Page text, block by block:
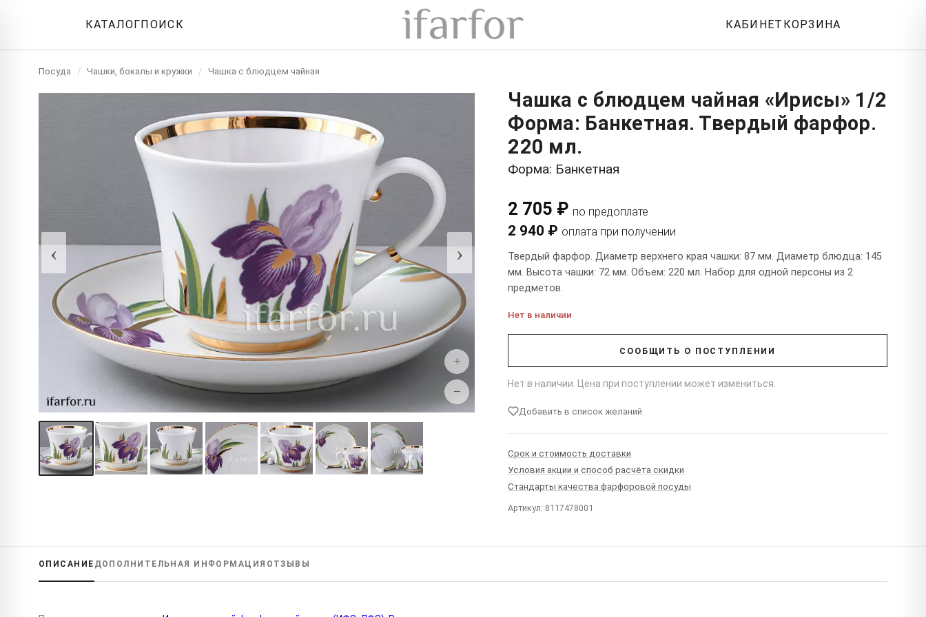
КАТАЛОГПОИСК КАБИНЕТ КОРЗИНА
Посуда / Чашки, бокалы и кружки / Чашка с блюдцем чайная
‹ ›
+
−
Чашка с блюдцем чайная «Ирисы» 1/2
Форма: Банкетная. Твердый фарфор.
220 мл.
Форма: Банкетная
2 705 ₽ по предоплате
2 940 ₽ оплата при получении
Твердый фарфор. Диаметр верхнего края чашки: 87 мм. Диаметр блюдца: 145
мм. Высота чашки: 72 мм. Объем: 220 мл. Набор для одной персоны из 2
предметов.
Нет в наличии
СООБЩИТЬ О ПОСТУПЛЕНИИ
Нет в наличии. Цена при поступлении может измениться.
Добавить в список желаний
Срок и стоимость доставки
Условия акции и способ расчёта скидки
Стандарты качества фарфоровой посуды
Артикул: 8117478001
ОПИСАНИЕ ДОПОЛНИТЕЛЬНАЯ ИНФОРМАЦИЯ ОТЗЫВЫ